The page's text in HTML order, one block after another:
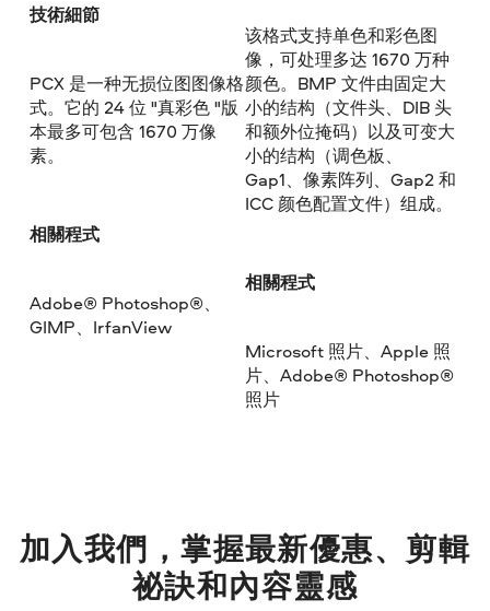
技術細節
PCX 是一种无损位图图像格
式。它的 24 位 "真彩色 "版
本最多可包含 1670 万像
素。
相關程式
Adobe® Photoshop®、
GIMP、IrfanView
该格式支持单色和彩色图
像，可处理多达 1670 万种
颜色。BMP 文件由固定大
小的结构（文件头、DIB 头
和额外位掩码）以及可变大
小的结构（调色板、
Gap1、像素阵列、Gap2 和
ICC 颜色配置文件）组成。
相關程式
Microsoft 照片、Apple 照
片、Adobe® Photoshop®
照片
加入我們，掌握最新優惠、剪輯
祕訣和內容靈感